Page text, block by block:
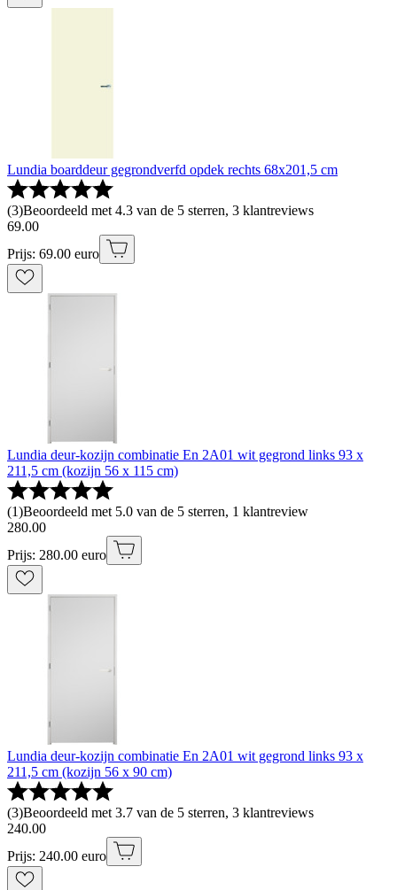
Lundia boarddeur gegrondverfd opdek rechts 68x201,5 cm
(3)Beoordeeld met 4.3 van de 5 sterren, 3 klantreviews
69.00
Prijs: 69.00 euro
Lundia deur-kozijn combinatie En 2A01 wit gegrond links 93 x
211,5 cm (kozijn 56 x 115 cm)
(1)Beoordeeld met 5.0 van de 5 sterren, 1 klantreview
280.00
Prijs: 280.00 euro
Lundia deur-kozijn combinatie En 2A01 wit gegrond links 93 x
211,5 cm (kozijn 56 x 90 cm)
(3)Beoordeeld met 3.7 van de 5 sterren, 3 klantreviews
240.00
Prijs: 240.00 euro